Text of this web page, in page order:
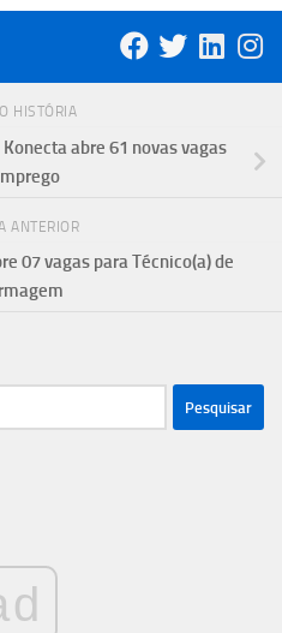
HISTÓRIA
abre 61 novas vagas
ANTERIOR
07 vagas para Técnico(a) de